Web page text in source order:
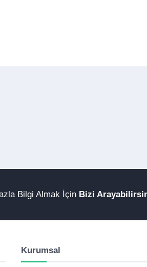
Bilgi Almak İçin Bizi
Kurumsal